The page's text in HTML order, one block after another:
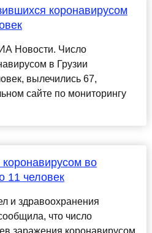
коронавирусом
Новости. Число
в Грузии
вылечились 67,
сайте по мониторингу
во
11 человек
и здравоохранения
что число